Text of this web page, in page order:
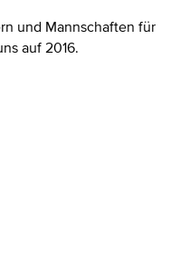
und Mannschaften für
auf 2016.